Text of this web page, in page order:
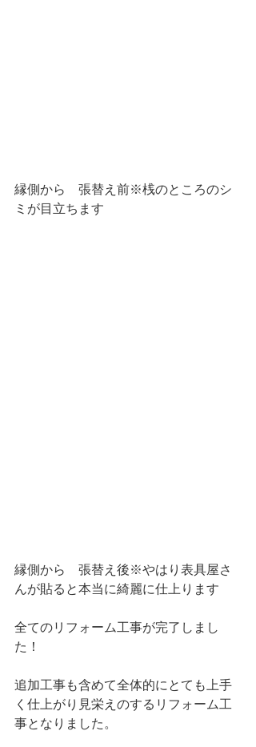
縁側から　張替え前※桟のところのシ
ミが目立ちます
縁側から　張替え後※やはり表具屋さ
んが貼ると本当に綺麗に仕上ります
全てのリフォーム工事が完了しまし
た！
追加工事も含めて全体的にとても上手
く仕上がり見栄えのするリフォーム工
事となりました。